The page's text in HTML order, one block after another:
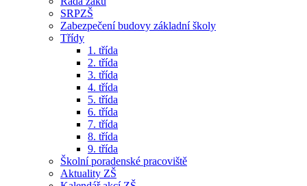
SRPZŠ
Zabezpečení budovy základní školy
Třídy
1. třída
2. třída
3. třída
4. třída
5. třída
6. třída
7. třída
8. třída
9. třída
Školní poradenské pracoviště
Aktuality ZŠ